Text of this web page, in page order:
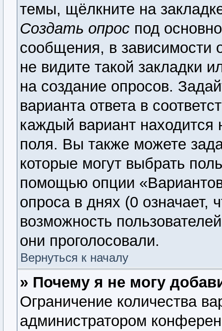
темы, щёлкните на
Создать опрос под
сообщения, в зависимости
не видите такой закладки
на создание опросов.
варианта ответа в
каждый вариант находится
поля. Вы также можете
которые могут выбрать
помощью опции
опроса в днях (0 означает,
возможность
они проголосовали.
Вернуться к началу
» Почему я не могу
Ограничение количества
администратором